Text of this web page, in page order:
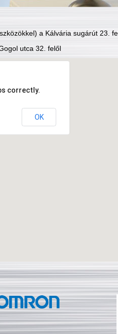
a Kálvária sugárút 23.
utca 32. felől
correctly.
OK